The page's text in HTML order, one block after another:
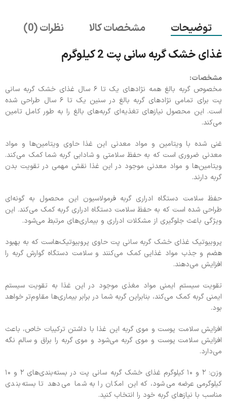
توضیحات مشخصات کالا نظرات (0)
غذای خشک گربه سانی پت 2 کیلوگرم
مشخصات:
مخصوص گربه بالغ همه نژادهای یک تا ۶ سال غذای خشک گربه سانی
پت برای تمامی نژادهای گربه بالغ در سنین یک تا ۶ سال طراحی شده
است. این محصول نیازهای تغذیه‌ای گربه‌های بالغ را به طور کامل تامین
می‌کند.
غنی شده با ویتامین و مواد معدنی این غذا حاوی ویتامین‌ها و مواد
معدنی ضروری است که به حفظ سلامتی و شادابی گربه شما کمک می‌کند.
ویتامین‌ها و مواد معدنی موجود در این غذا نقش مهمی در تقویت بدن
گربه دارند.
حفظ سلامت دستگاه ادراری گربه فرمولاسیون این محصول به گونه‌ای
طراحی شده است که به حفظ سلامت دستگاه ادراری گربه کمک می‌کند. این
ویژگی باعث جلوگیری از مشکلات ادراری و بیماری‌های مرتبط می‌شود.
پروبیوتیک غذای خشک گربه سانی پت حاوی پروبیوتیک‌هاست که به بهبود
هضم و جذب مواد غذایی کمک می‌کنند و سلامت دستگاه گوارش گربه را
افزایش می‌دهند.
تقویت سیستم ایمنی مواد مغذی موجود در این غذا به تقویت سیستم
ایمنی گربه کمک می‌کند، بنابراین گربه شما در برابر بیماری‌ها مقاوم‌تر خواهد
بود.
افزایش سلامت پوست و موی گربه این غذا با داشتن ترکیبات خاص، باعث
افزایش سلامت پوست و موی گربه می‌شود و موی گربه را براق و سالم نگه
می‌دارد.
وزن: ۲ و ۱۰ کیلوگرم غذای خشک گربه سانی پت در بسته‌بندی‌های ۲ و ۱۰
کیلوگرمی عرضه می‌شود، که این امکان را به شما می‌دهد تا بسته‌بندی
مناسب با نیازهای گربه خود را انتخاب کنید.